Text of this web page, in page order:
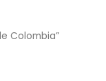
Colombia”